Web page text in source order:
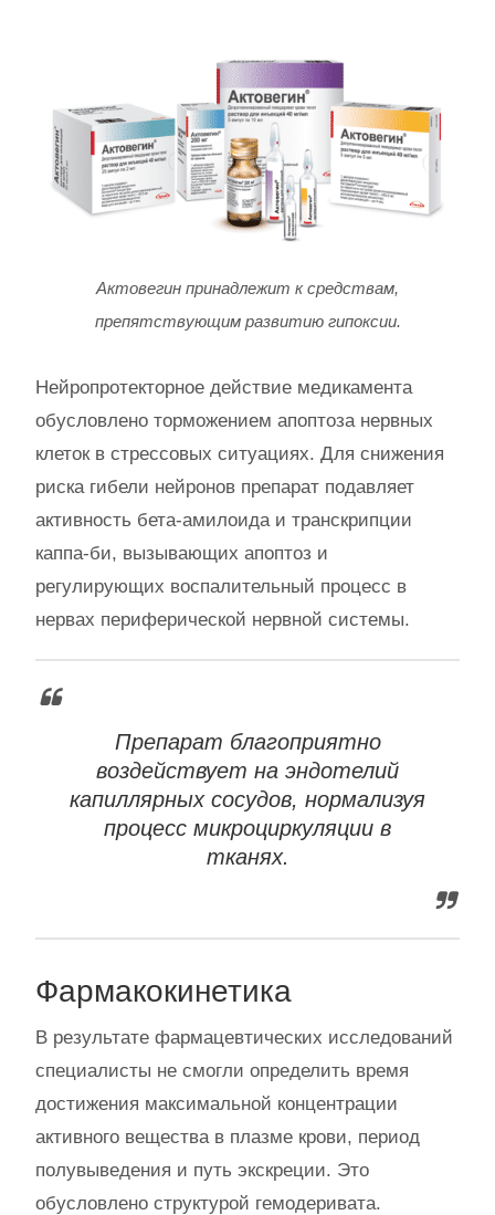
Актовегин принадлежит к средствам,
препятствующим развитию гипоксии.
Нейропротекторное действие медикамента
обусловлено торможением апоптоза нервных
клеток в стрессовых ситуациях. Для снижения
риска гибели нейронов препарат подавляет
активность бета-амилоида и транскрипции
каппа-би, вызывающих апоптоз и
регулирующих воспалительный процесс в
нервах периферической нервной системы.
Препарат благоприятно
воздействует на эндотелий
капиллярных сосудов, нормализуя
процесс микроциркуляции в
тканях.
Фармакокинетика
В результате фармацевтических исследований
специалисты не смогли определить время
достижения максимальной концентрации
активного вещества в плазме крови, период
полувыведения и путь экскреции. Это
обусловлено структурой гемодеривата.